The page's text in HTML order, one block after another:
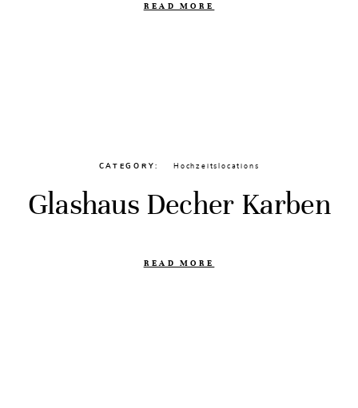
READ MORE
CATEGORY Hochzeitslocations
Glashaus Decher Karben
READ MORE